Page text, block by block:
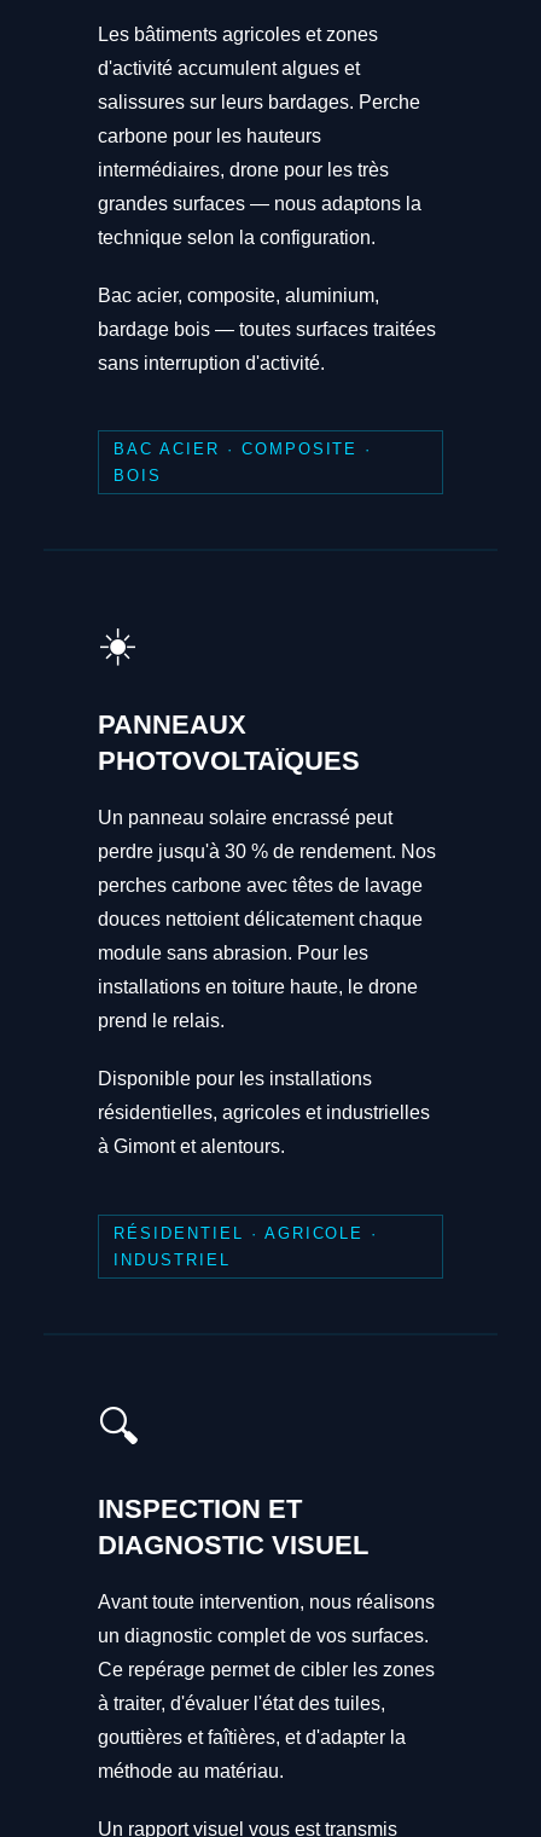
Les bâtiments agricoles et zones
d'activité accumulent algues et
salissures sur leurs bardages. Perche
carbone pour les hauteurs
intermédiaires, drone pour les très
grandes surfaces — nous adaptons la
technique selon la configuration.
Bac acier, composite, aluminium,
bardage bois — toutes surfaces traitées
sans interruption d'activité.
BAC ACIER · COMPOSITE ·
BOIS
☀️
PANNEAUX
PHOTOVOLTAÏQUES
Un panneau solaire encrassé peut
perdre jusqu'à 30 % de rendement. Nos
perches carbone avec têtes de lavage
douces nettoient délicatement chaque
module sans abrasion. Pour les
installations en toiture haute, le drone
prend le relais.
Disponible pour les installations
résidentielles, agricoles et industrielles
à Gimont et alentours.
RÉSIDENTIEL · AGRICOLE ·
INDUSTRIEL
🔍
INSPECTION ET
DIAGNOSTIC VISUEL
Avant toute intervention, nous réalisons
un diagnostic complet de vos surfaces.
Ce repérage permet de cibler les zones
à traiter, d'évaluer l'état des tuiles,
gouttières et faîtières, et d'adapter la
méthode au matériau.
Un rapport visuel vous est transmis